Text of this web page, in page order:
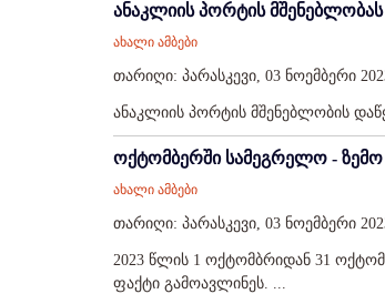
ანაკლიის პორტის
ახალი ამბები
თარიღი: პარასკევი, 03 ნოემბერი
ანაკლიის პორტის მშენებლობის
ოქტომბერში სამეგრელო - ზემო
ახალი ამბები
თარიღი: პარასკევი, 03 ნოემბერი
2023 წლის 1 ოქტომბრიდან 31
ფაქტი გამოავლინეს. ...